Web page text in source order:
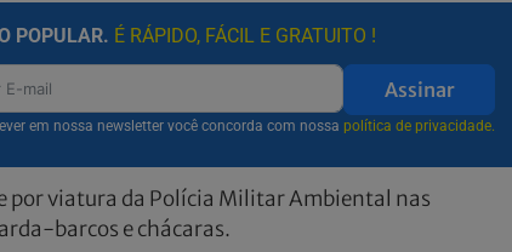
POPULAR. É RÁPIDO, FÁCIL E GRATUITO !
Assinar
em nossa newsletter você concorda com nossa política de privacidade.
por viatura da Polícia Militar Ambiental nas
barcos e chácaras.